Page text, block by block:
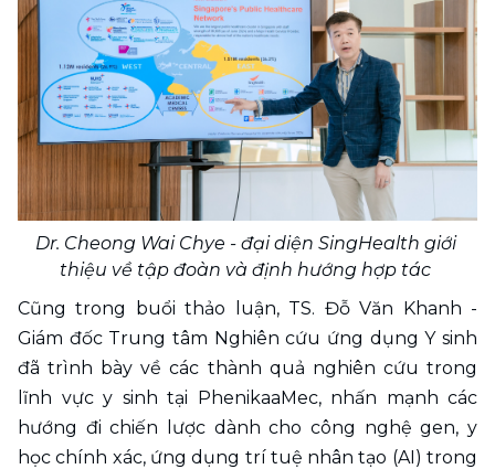
Dr. Cheong Wai Chye - đại diện SingHealth giới
thiệu về tập đoàn và định hướng hợp tác
Cũng trong buổi thảo luận, TS. Đỗ Văn Khanh -
Giám đốc Trung tâm Nghiên cứu ứng dụng Y sinh
đã trình bày về các thành quả nghiên cứu trong
lĩnh vực y sinh tại PhenikaaMec, nhấn mạnh các
hướng đi chiến lược dành cho công nghệ gen, y
học chính xác, ứng dụng trí tuệ nhân tạo (AI) trong